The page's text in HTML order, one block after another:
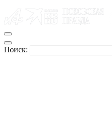
Поиск: